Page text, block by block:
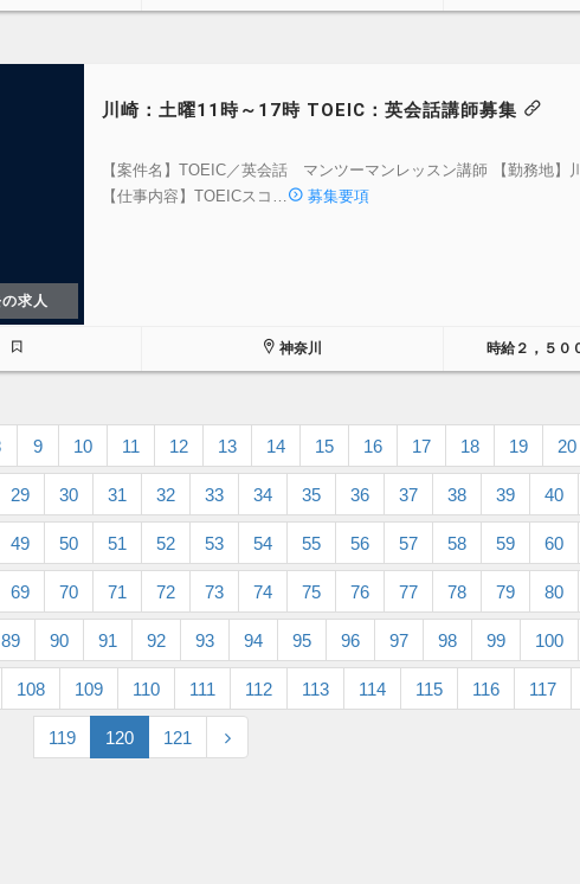
求人
川崎：土曜11時～17時 TOEIC：英会話講師募集
【案件名】TOEIC／英会話 マンツーマンレッスン講師 【勤務地】
【仕事内容】TOEICスコ…
募集要項
神奈川 時給２，５０
9 10 11 12 13 14 15 16 17 18 19 20
29 30 31 32 33 34 35 36 37 38 39 40
49 50 51 52 53 54 55 56 57 58 59 60
69 70 71 72 73 74 75 76 77 78 79 80
89 90 91 92 93 94 95 96 97 98 99 100
108 109 110 111 112 113 114 115 116 117
119 120 121